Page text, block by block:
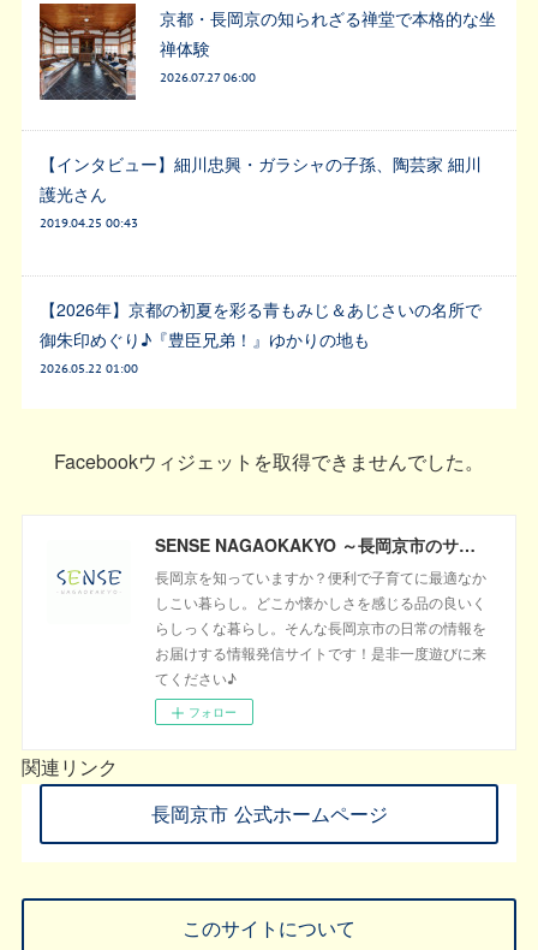
京都・長岡京の知られざる禅堂で本格的な坐
禅体験
2026.07.27 06:00
【インタビュー】細川忠興・ガラシャの子孫、陶芸家 細川
護光さん
2019.04.25 00:43
【2026年】京都の初夏を彩る青もみじ＆あじさいの名所で
御朱印めぐり♪『豊臣兄弟！』ゆかりの地も
2026.05.22 01:00
Facebookウィジェットを取得できませんでした。
SENSE NAGAOKAKYO ～長岡京市のサブサイト～
長岡京を知っていますか？便利で子育てに最適なか
しこい暮らし。どこか懐かしさを感じる品の良いく
らしっくな暮らし。そんな長岡京市の日常の情報を
お届けする情報発信サイトです！是非一度遊びに来
てください♪
フォロー
関連リンク
長岡京市 公式ホームページ
このサイトについて